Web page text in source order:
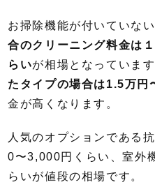
お掃除機能が付いていない
合のクリーニング料金は
らいが相場となっています
たタイプの場合は1.5万円
金が高くなります。
人気のオプションである
0〜3,000円くらい、室外
らいが値段の相場です。